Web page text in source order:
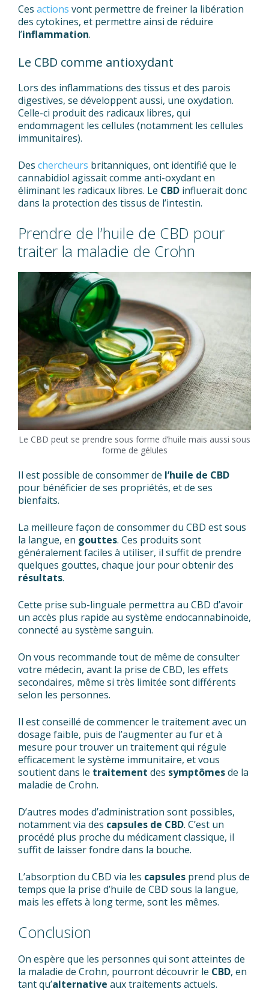
Ces actions vont permettre de freiner la libération
des cytokines, et permettre ainsi de réduire
l’inflammation.
Le CBD comme antioxydant
Lors des inflammations des tissus et des parois
digestives, se développent aussi, une oxydation.
Celle-ci produit des radicaux libres, qui
endommagent les cellules (notamment les cellules
immunitaires).
Des chercheurs britanniques, ont identifié que le
cannabidiol agissait comme anti-oxydant en
éliminant les radicaux libres. Le CBD influerait donc
dans la protection des tissus de l’intestin.
Prendre de l’huile de CBD pour
traiter la maladie de Crohn
Le CBD peut se prendre sous forme d’huile mais aussi sous
forme de gélules
Il est possible de consommer de l’huile de CBD
pour bénéficier de ses propriétés, et de ses
bienfaits.
La meilleure façon de consommer du CBD est sous
la langue, en gouttes. Ces produits sont
généralement faciles à utiliser, il suffit de prendre
quelques gouttes, chaque jour pour obtenir des
résultats.
Cette prise sub-linguale permettra au CBD d’avoir
un accès plus rapide au système endocannabinoide,
connecté au système sanguin.
On vous recommande tout de même de consulter
votre médecin, avant la prise de CBD, les effets
secondaires, même si très limitée sont différents
selon les personnes.
Il est conseillé de commencer le traitement avec un
dosage faible, puis de l’augmenter au fur et à
mesure pour trouver un traitement qui régule
efficacement le système immunitaire, et vous
soutient dans le traitement des symptômesde la
maladie de Crohn.
D’autres modes d’administration sont possibles,
notamment via des capsules de CBD. C’est un
procédé plus proche du médicament classique, il
suffit de laisser fondre dans la bouche.
L’absorption du CBD via les capsules prend plus de
temps que la prise d’huile de CBD sous la langue,
mais les effets à long terme, sont les mêmes.
Conclusion
On espère que les personnes qui sont atteintes de
la maladie de Crohn, pourront découvrir le CBD, en
tant qu’alternative aux traitements actuels.